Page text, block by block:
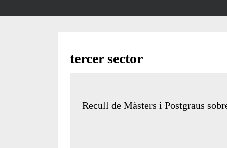
tercer sector
Recull de Màsters i Postgraus